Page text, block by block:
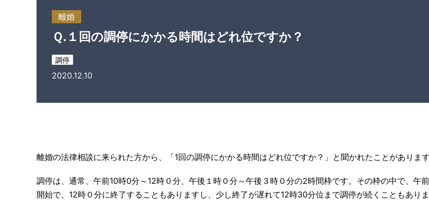
離婚
Ｑ.１回の調停にかかる時間はどれ位ですか？
調停
2020.12.10
離婚の法律相談に来られた方から、「1回の調停にかかる時間はどれ位ですか？」と聞かれたことがあります
調停は、通常、午前10時0分～12時０分、午後１時０分～午後３時０分の2時間枠です。その枠の中で、午
開始で、12時０分に終了することもありますし、少し終了が遅れて12時30分位まで調停が続くこともありま